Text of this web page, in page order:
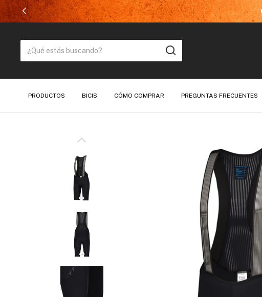
3 Y
PRODUCTOS BICIS CÓMO COMPRAR PREGUNTAS FRECUENTES